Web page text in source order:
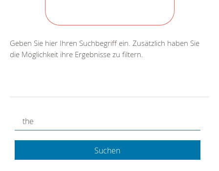
Geben Sie hier Ihren Suchbegriff ein. Zusätzlich haben Sie
die Möglichkeit ihre Ergebnisse zu filtern.
Suchen